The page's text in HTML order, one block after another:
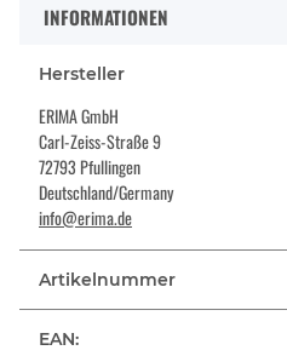
INFORMATIONEN
Hersteller
ERIMA GmbH
Carl-Zeiss-Straße 9
72793 Pfullingen
Deutschland/Germany
info@erima.de
Artikelnummer
EAN: